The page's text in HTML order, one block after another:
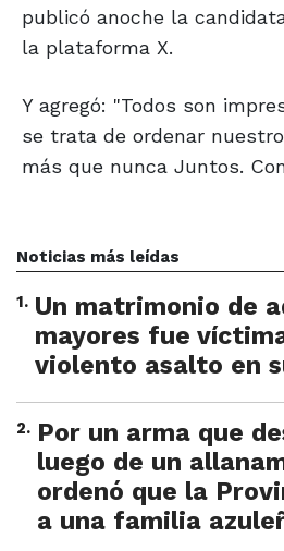
publicó anoche la
la plataforma X.
Y agregó: "Todos son
se trata de ordenar
más que nunca Juntos.
Noticias más leídas
1. Un matrimonio de
mayores fue
violento asalto en
2. Por un arma que
luego de un
ordenó que la
a una familia